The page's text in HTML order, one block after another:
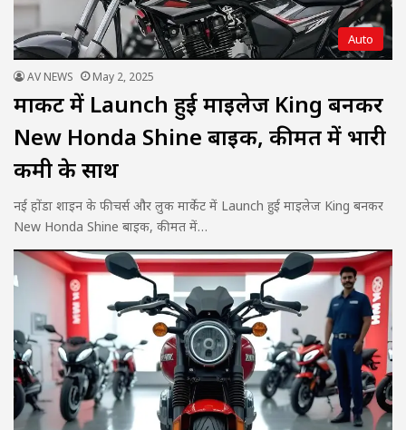
Auto
AV NEWS May 2, 2025
मार्केट में Launch हुई माइलेज King बनकर
New Honda Shine बाइक, कीमत में भारी
कमी के साथ
नई होंडा शाइन के फीचर्स और लुक मार्केट में Launch हुई माइलेज King बनकर
New Honda Shine बाइक, कीमत में…